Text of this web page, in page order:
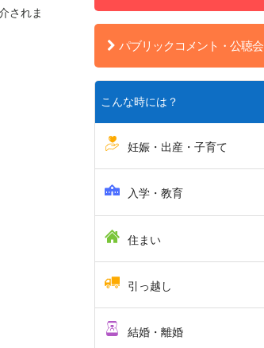
されま
パブリックコメント・公聴会
こんな時には？
妊娠・出産・子育て
入学・教育
住まい
引っ越し
結婚・離婚